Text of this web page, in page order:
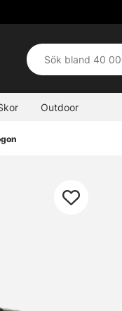
Outdoor